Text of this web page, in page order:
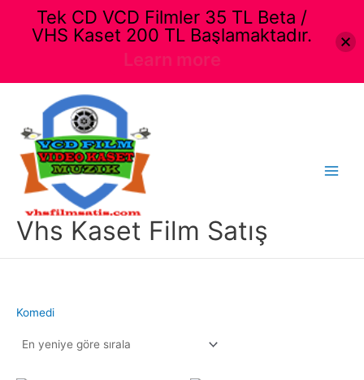
Vhs Kaset Film Satış
Komedi
Tek CD VCD Filmler 35 TL Beta /
VHS Kaset 200 TL Başlamaktadır.
Learn more